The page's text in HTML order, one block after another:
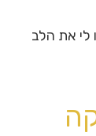
לי את הלב